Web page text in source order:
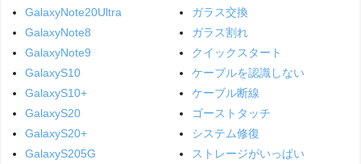
GalaxyNote20Ultra
GalaxyNote8
GalaxyNote9
GalaxyS10
GalaxyS10+
GalaxyS20
GalaxyS20+
GalaxyS205G
ガラス交換
ガラス割れ
クイックスタート
ケーブルを認識しない
ケーブル断線
ゴーストタッチ
システム修復
ストレージがいっぱい